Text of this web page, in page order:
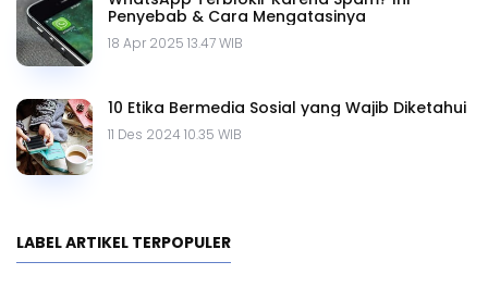
Penyebab & Cara Mengatasinya
18 Apr 2025 13.47 WIB
10 Etika Bermedia Sosial yang Wajib Diketahui
11 Des 2024 10.35 WIB
LABEL ARTIKEL TERPOPULER